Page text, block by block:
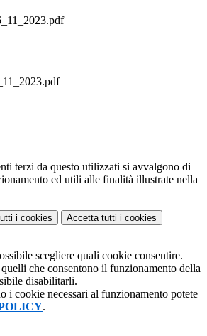
terzi da questo utilizzati si avvalgono di
ed utili alle finalità illustrate nella
i cookies Accetta tutti i cookies
scegliere quali cookie consentire.
che consentono il funzionamento della
disabilitarli.
i cookie necessari al funzionamento potete
.